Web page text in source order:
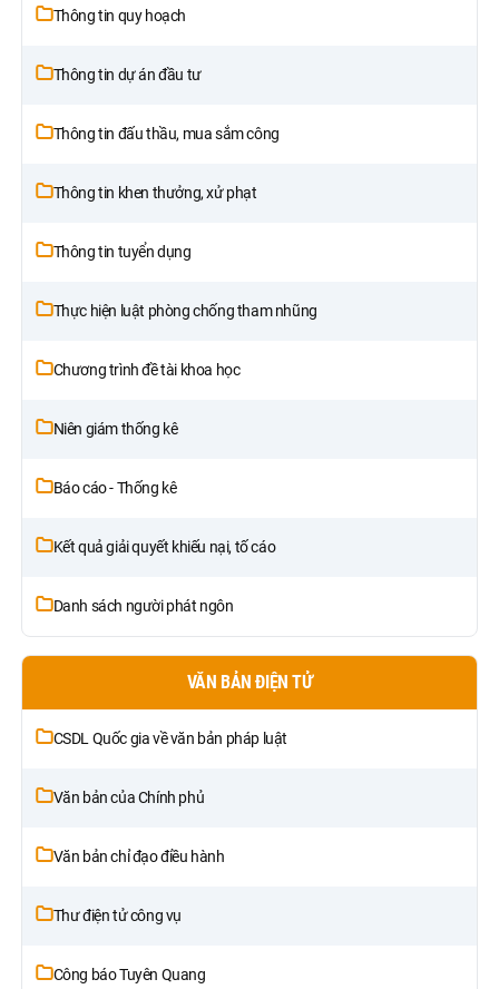
Thông tin quy hoạch
Thông tin dự án đầu tư
Thông tin đấu thầu, mua sắm công
Thông tin khen thưởng, xử phạt
Thông tin tuyển dụng
Thực hiện luật phòng chống tham nhũng
Chương trình đề tài khoa học
Niên giám thống kê
Báo cáo - Thống kê
Kết quả giải quyết khiếu nại, tố cáo
Danh sách người phát ngôn
VĂN BẢN ĐIỆN TỬ
CSDL Quốc gia về văn bản pháp luật
Văn bản của Chính phủ
Văn bản chỉ đạo điều hành
Thư điện tử công vụ
Công báo Tuyên Quang